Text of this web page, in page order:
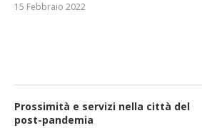
15 Febbraio 2022
Prossimità e servizi nella città del
post-pandemia